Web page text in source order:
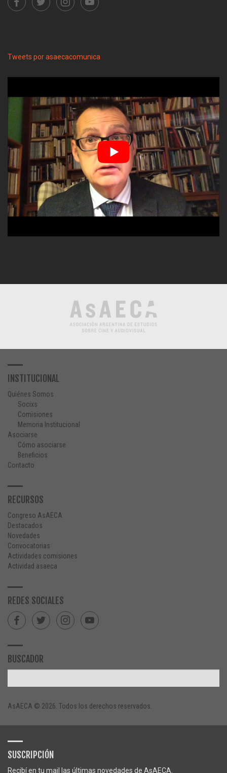
Tweets por asaecacomunica
INSTITUCIONAL
Quiénes Somos
Socixs
Comisiones
Memoria Institucional
Asociarse
Cómo asociarse
Beneficios
Contacto
RECURSOS
Congreso AsAECA
Destacados
Novedades
Convocatorias
Actividades comisiones
Actividad asaeca
REDES SOCIALES
BUSCADOR
AsAECA © 2026. Todos los derechos reservados.
SUSCRIPCIÓN
Recibí en tu mail las últimas novedades de AsAECA.